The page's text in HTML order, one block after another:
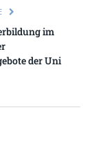
im
der Uni